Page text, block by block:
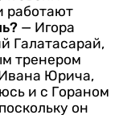
работают
— Игора
Галатасарай,
тренером
Юрича,
и с Гораном
он